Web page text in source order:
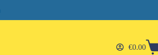
Shopping
€0.00